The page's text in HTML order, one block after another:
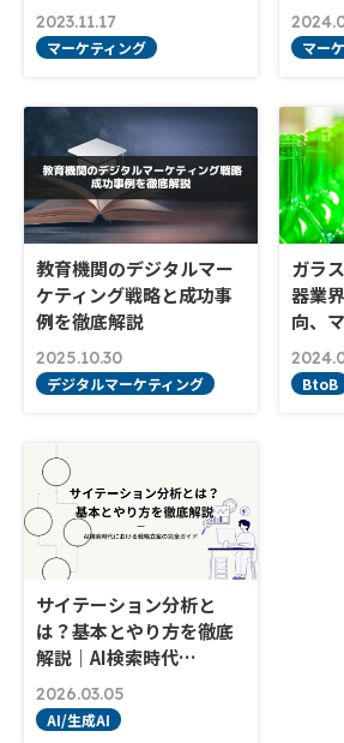
2023.11.17
マーケティング マー
教育機関のデジタルマー
ケティング戦略と成功事
例を徹底解説
2025.10.30
デジタルマーケティング
ガラ
器業
向、
BtoB
サイテーション分析と
は？基本とやり方を徹底
解説｜AI検索時代…
2026.03.05
AI/生成AI